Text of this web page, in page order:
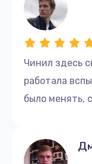
Чинил здесь
работала
было менять,